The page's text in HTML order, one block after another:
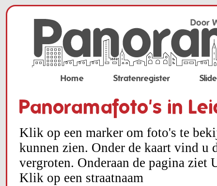
Home Stratenregister
Panoramafoto's in
Klik op een marker om foto's te
kunnen zien. Onder de kaart vind
vergroten. Onderaan de pagina ziet
Klik op een straatnaam